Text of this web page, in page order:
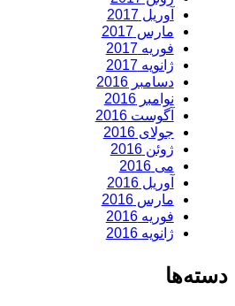
آوریل 2017
مارس 2017
فوریه 2017
ژانویه 2017
دسامبر 2016
نوامبر 2016
آگوست 2016
جولای 2016
ژوئن 2016
می 2016
آوریل 2016
مارس 2016
فوریه 2016
ژانویه 2016
دسته‌ها